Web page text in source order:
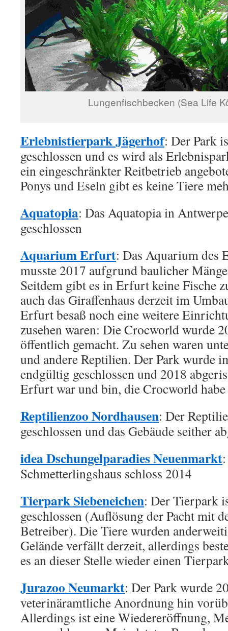
Lungenfischbecken (Sea Life
Erlebnistierpark Jägerhof: Der Park
geschlossen und es wird als
ein eingeschränkter Reitbetrieb
Ponys und Eseln gibt es keine Tiere
Aquatopia: Das Aquatopia in
geschlossen
Aquarium Erfurt: Das Aquarium des
musste 2017 aufgrund baulicher
Seitdem gibt es in Erfurt keine Fische
auch das Giraffenhaus derzeit im
Erfurt besaß noch eine weitere
zusehen waren: Die Crocworld wurde
öffentlich gemacht. Zu sehen waren
und andere Reptilien. Der Park wurde
endgültig geschlossen und 2018
Erfurt war und bin, die Crocworld
Reptilienzoo Nordhausen: Der
geschlossen und das Gebäude seither
idea Dschungelparadies Neuenmarkt
Schmetterlingshaus schloss 2014
Tierpark Siebeneichen: Der Tierpark
geschlossen (Auflösung der Pacht mit
Betreiber). Die Tiere wurden
Gelände verfällt derzeit, allerdings
es an dieser Stelle wieder einen
Jurazoo Neumarkt: Der Park wurde
veterinäramtliche Anordnung hin
Allerdings ist eine Wiedereröffnung,